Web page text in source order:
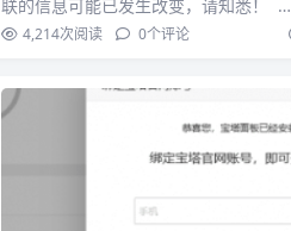
联的信息可能已发生改变，请知悉！ …
4,214次阅读 0个评论